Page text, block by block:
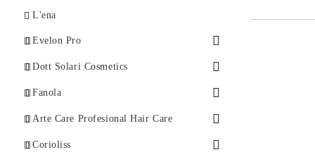
Стилизираща серия
Професионална боя за коса - Echos
L'ena
Evelon Pro
Оцветяващи маски
Подхранваща серия
Dott Solari Cosmetics
Подхранваща серия
Стилизираща серия
Fanola
Стилизираща серия - Fanola
Arte Care Profesional Hair Care
Подхранваща серия
Corioliss